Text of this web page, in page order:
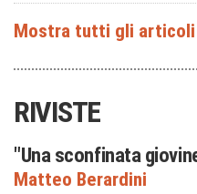
RIVISTE
"Una sconfinata
Matteo Berardini